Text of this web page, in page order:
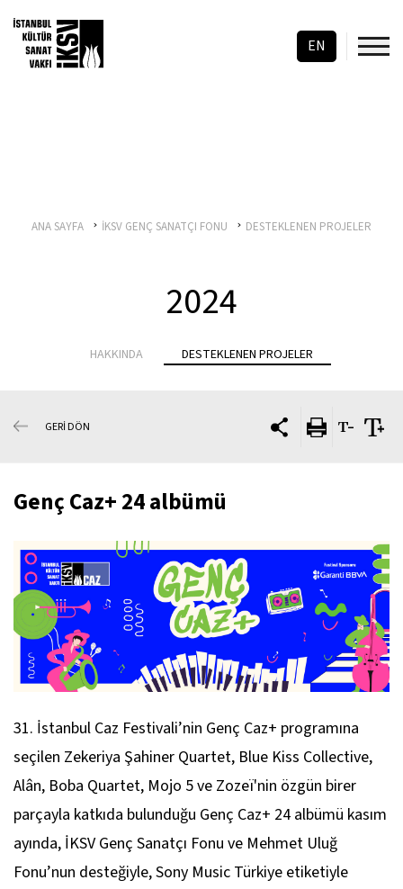
EN
ANA SAYFA İKSV GENÇ SANATÇI FONU DESTEKLENEN PROJELER
2024
HAKKINDA DESTEKLENEN PROJELER
GERİ DÖN
Genç Caz+ 24 albümü
31. İstanbul Caz Festivali’nin Genç Caz+ programına
seçilen Zekeriya Şahiner Quartet, Blue Kiss Collective,
Alân, Boba Quartet, Mojo 5 ve Zozeï'nin özgün birer
parçayla katkıda bulunduğu Genç Caz+ 24albümü kasım
ayında, İKSV Genç Sanatçı Fonu ve Mehmet Uluğ
Fonu’nun desteğiyle, Sony Music Türkiye etiketiyle